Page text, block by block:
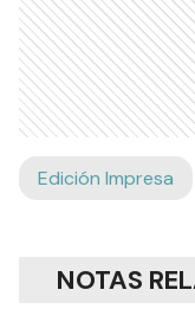
Edición Impresa
NOTAS